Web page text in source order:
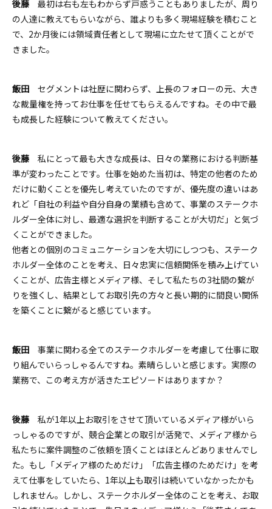
後藤最初は右も左もわからず戸惑うこともありましたが、周り
の人達に教えてもらいながら、誰よりも多く現場経験を積むこと
で、 2か月後には領域責任者として現場に立たせて頂くことがで
きました。
飯田 セグメントは社歴に関わらず、上長のフォローの元、大き
な裁量権を持ってお仕事を任せてもらえるんですね。その中で最
も成長した経験について教えてください。
後藤私にとって最も大きな成長は、日々の業務における判断基
準が変わったことです。 仕事を始めた当初は、特定の他者のため
だけに動くことを優先し考えていたのですが、 優先度の違いはあ
れど「自社の利益や自分自身の業績も含めて、事業のステークホ
ルダー全体に対し、最適な選択を判断することが大切だ」と気づ
くことができました。
他者との個別のコミュニケーションを大切にしつつも、ステーク
ホルダー全体のことを考え、日々忠実に信頼関係を積み上げてい
くことが、広告主様とメディア様、そして私たちの3社間の繋が
りを強くし、結果としてお取引先の方々と長い期的に間良い関係
を築くことに繋がると感じています。
飯田 事業に関わる全てのステークホルダーを考慮して仕事に取
り組んでいらっしゃるんですね。素晴らしいと感じます。実際の
業務で、この考え方が活きたエピソードはありますか？
後藤私が1年以上お取引をさせて頂いているメディア様がいら
っしゃるのですが、競合企業との取引が活発で、メディア様から
私たちに案件調整のご依頼を頂くことはほとんどありませんでし
た。 もし「メディア様のためだけ」「広告主様のためだけ」を考
えて仕事をしていたら、1年以上も取引は続いていなかったかも
しれません。 しかし、 ステークホルダー全体のことを考え、お取